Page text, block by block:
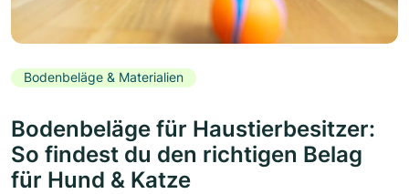
Bodenbeläge & Materialien
Bodenbeläge für Haustierbesitzer:
So findest du den richtigen Belag
für Hund & Katze